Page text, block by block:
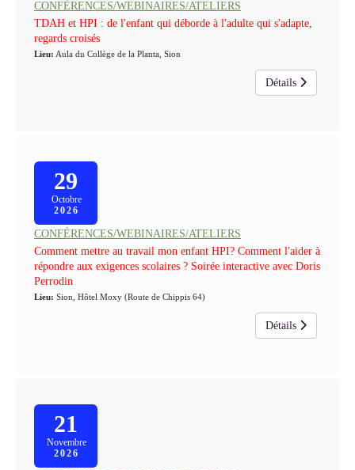
CONFÉRENCES/WEBINAIRES/ATELIERS
TDAH et HPI : de l'enfant qui déborde à l'adulte qui s'adapte,
regards croisés
Lieu: Aula du Collège de la Planta, Sion
Détails
29
Octobre
2026
CONFÉRENCES/WEBINAIRES/ATELIERS
Comment mettre au travail mon enfant HPI? Comment l'aider à
répondre aux exigences scolaires ? Soirée interactive avec Doris
Perrodin
Lieu: Sion, Hôtel Moxy (Route de Chippis 64)
Détails
21
Novembre
2026